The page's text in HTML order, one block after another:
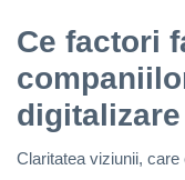
Ce factori
Claritatea viziunii,